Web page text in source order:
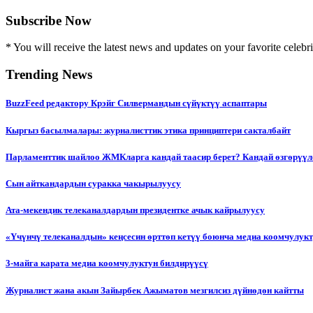
Subscribe Now
* You will receive the latest news and updates on your favorite
Trending News
BuzzFeed редактору Крэйг Силвермандын сүйүктүү аспаптары
Кыргыз басылмалары: журналисттик этика принциптери сакталбайт
Парламенттик шайлоо ЖМКларга кандай таасир берет? Кандай
Сын айткандардын суракка чакырылуусу
Ата-мекендик телеканалдардын президентке ачык кайрылуусу
«Үчүнчү телеканалдын» кеңсесин өрттөп кетүү боюнча медиа
3-майга карата медиа коомчулуктун билдирүүсү
Журналист жана акын Зайырбек Ажыматов мезгилсиз дүйнөдөн кайтты